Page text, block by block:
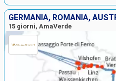
15 giorni, AmaVerde